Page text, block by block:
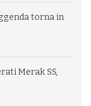
torna in
Merak SS,